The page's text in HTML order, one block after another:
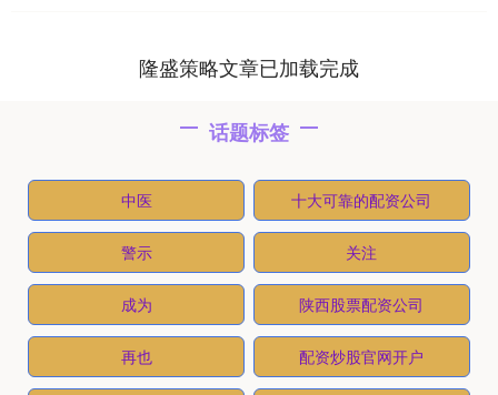
隆盛策略文章已加载完成
话题标签
中医 十大可靠的配资公司
警示 关注
成为 陕西股票配资公司
再也 配资炒股官网开户